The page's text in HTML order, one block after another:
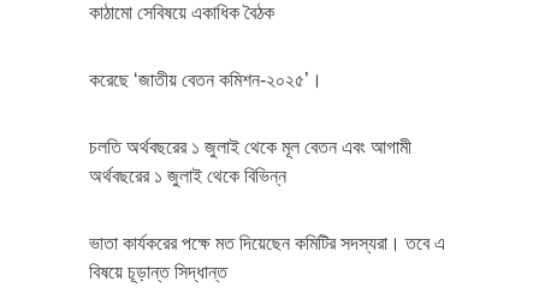
কাঠামো সেবিষয়ে একাধিক বৈঠক
করেছে ‌‘জাতীয় বেতন কমিশন-২০২৫’।
চলতি অর্থবছরের ১ জুলাই থেকে মূল বেতন এবং আগামী
অর্থবছরের ১ জুলাই থেকে বিভিন্ন
ভাতা কার্যকরের পক্ষে মত দিয়েছেন কমিটির সদস্যরা। তবে এ
বিষয়ে চূড়ান্ত সিদ্ধান্ত